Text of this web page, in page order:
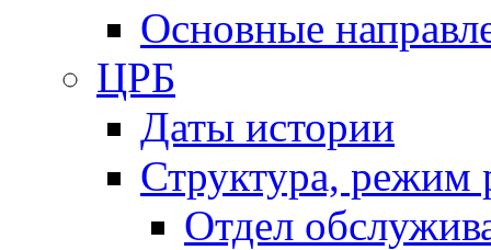
Основные
ЦРБ
Даты истории
Структура, режим
Отдел